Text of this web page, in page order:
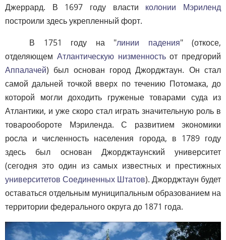
Джеррард. В 1697 году власти колонии Мэриленд
построили здесь укрепленный форт.
В 1751 году на "линии падения" (откосе,
отделяющем Атлантическую низменностьот предгорий
Аппалачей) был основан город Джорджтаун. Он стал
самой дальней точкой вверх по течению Потомака, до
которой могли доходить груженые товарами суда из
Атлантики, и уже скоро стал играть значительную роль в
товарообороте Мэриленда. С развитием экономики
росла и численность населения города, в 1789 году
здесь был основан Джорджтаунский университет
(сегодня это один из самых известных и престижных
университетов Соединенных Штатов). Джорджтаун будет
оставаться отдельным муниципальным образованием на
территории федерального округа до 1871 года.